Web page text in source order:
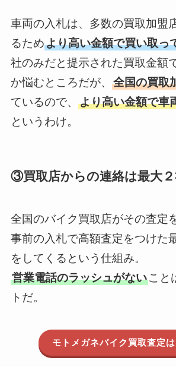
車両の入札は、多数の買取加盟
るためより高い金額で買い取っ
社のみだと提示された買取金額
か悩むところだが、 全国の買取
ているので、 より高い金額で車
というわけ。
③買取店からの連絡は最大２
全国のバイク買取店がその査定
事前の入札で高額査定をつけた
をしてくるという仕組み。
営業電話のラッシュがないこと
トだ。
モトメガネバイク買取査定は